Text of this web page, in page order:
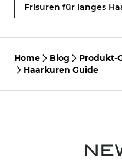
Frisuren für langes
Home Blog
Produkt-
Haarkuren Guide